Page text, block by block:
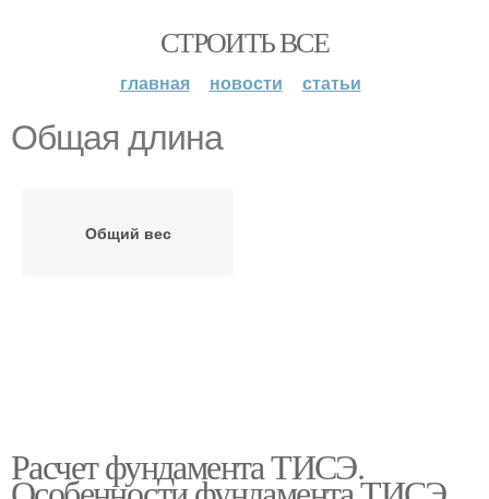
СТРОИТЬ ВСЕ
главная новости статьи
Общая длина
Общий вес
Расчет фундамента ТИСЭ.